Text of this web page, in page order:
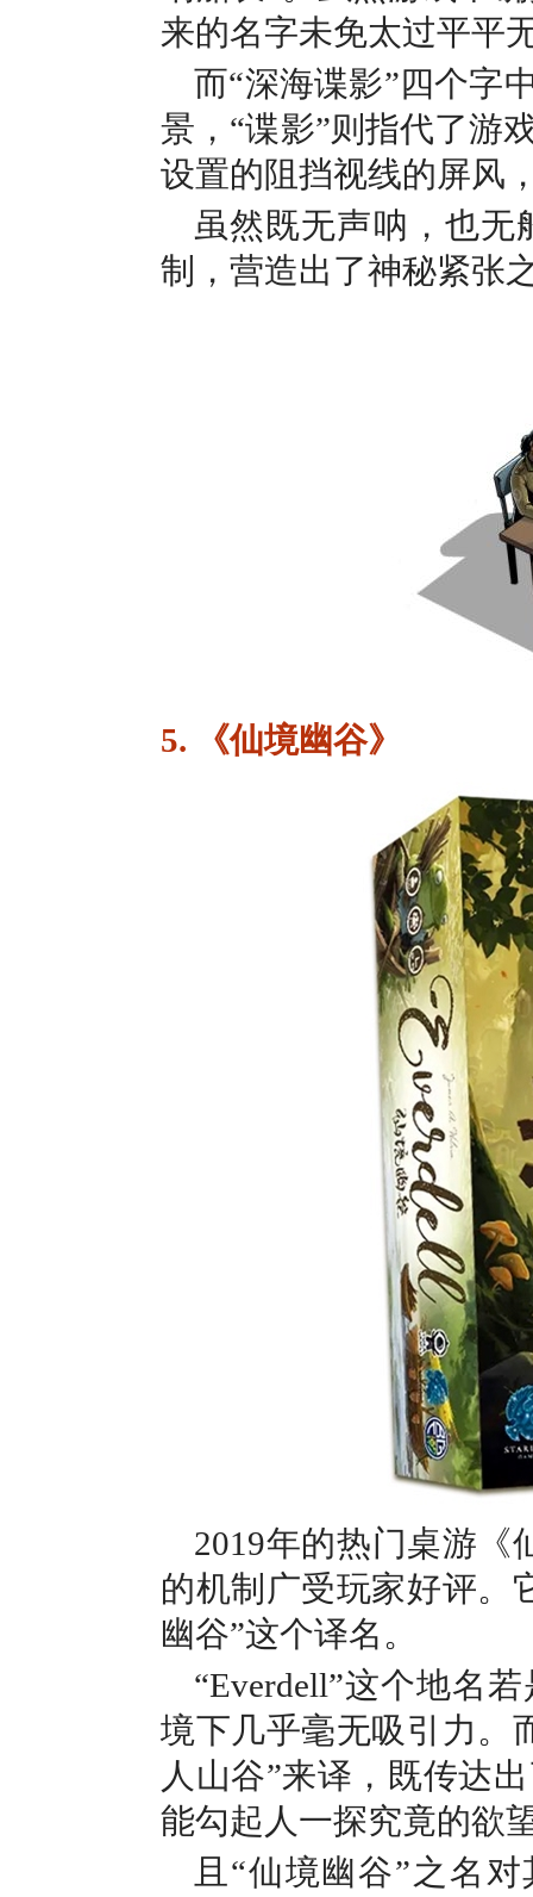
来的名字未免太过平平
而“深海谍影”四个字
景，“谍影”则指代了游
设置的阻挡视线的屏风
虽然既无声呐，也无
制，营造出了神秘紧张
5. 《仙境幽谷》
2019年的热门桌游《
的机制广受玩家好评。
幽谷”这个译名。
“Everdell”这个地名
境下几乎毫无吸引力。
人山谷”来译，既传达
能勾起人一探究竟的欲
且“仙境幽谷”之名